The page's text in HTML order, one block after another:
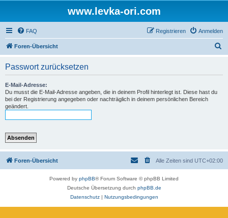
www.levka-ori.com
FAQ Anmelden
Registrieren
Foren-Übersicht
Passwort zurücksetzen
E-Mail-Adresse:
Du musst die E-Mail-Adresse angeben, die in deinem Profil hinterlegt ist. Diese hast du
bei der Registrierung angegeben oder nachträglich in deinem persönlichen Bereich
geändert.
Foren-Übersicht Alle Zeiten sind UTC+02:00
Powered by phpBB® Forum Software © phpBB Limited
Deutsche Übersetzung durch phpBB.de
Datenschutz| Nutzungsbedingungen